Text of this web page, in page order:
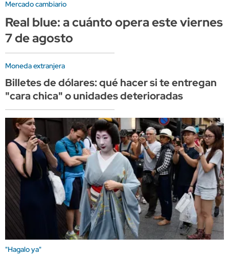
Mercado cambiario
Real blue: a cuánto opera este viernes
7 de agosto
Moneda extranjera
Billetes de dólares: qué hacer si te entregan
"cara chica" o unidades deterioradas
"Hagalo ya"